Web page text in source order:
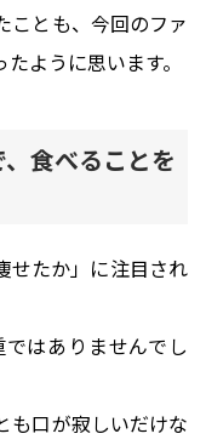
ことも、今回のファ
ように思います。
食べることを
せたか」に注目され
はありませんでし
も口が寂しいだけな